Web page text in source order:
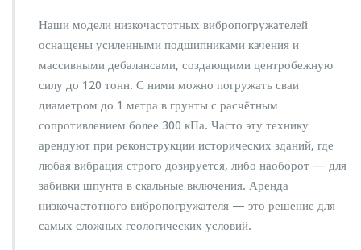
Наши модели низкочастотных вибропогружателей
оснащены усиленными подшипниками качения и
массивными дебалансами, создающими центробежную
силу до 120 тонн. С ними можно погружать сваи
диаметром до 1 метра в грунты с расчётным
сопротивлением более 300 кПа. Часто эту технику
арендуют при реконструкции исторических зданий, где
любая вибрация строго дозируется, либо наоборот — для
забивки шпунта в скальные включения. Аренда
низкочастотного вибропогружателя — это решение для
самых сложных геологических условий.